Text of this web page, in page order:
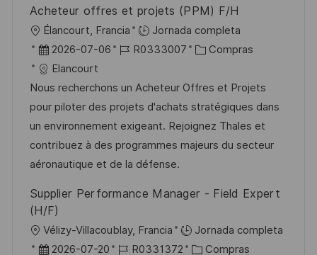
b
l
i
a
c
i
ó
n
o
a
Acheteur offres et projets (PPM) F/H
U
b
c
a
c
i
ó
Élancourt, Francia
Jornada completa
F
e
c
h
a
d
e
u
2026-07-06
I
d
e
e
m
p
e
R0333007
C
t
e
g
o
a
Compras
Elancourt
Nous recherchons un Acheteur Offres et Projets
pour piloter des projets d'achats stratégiques dans
un environnement exigeant. Rejoignez Thales et
contribuez à des programmes majeurs du secteur
aéronautique et de la défense.
Supplier Performance Manager - Field Expert
(H/F)
U
b
Vélizy-Villacoublay, Francia
Jornada completa
F
2026-07-20
I
R0331372
C Compras